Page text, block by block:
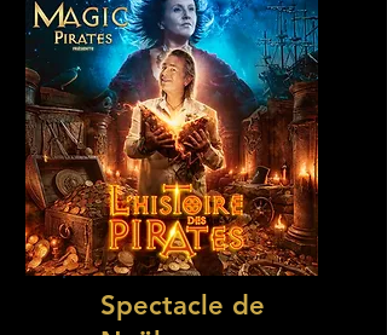
Spectacle de